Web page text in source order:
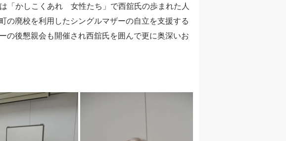
「かしこくあれ 女性たち」で西舘氏の歩まれた人
の廃校を利用したシングルマザーの自立を支援する
の後懇親会も開催され西舘氏を囲んで更に奥深いお